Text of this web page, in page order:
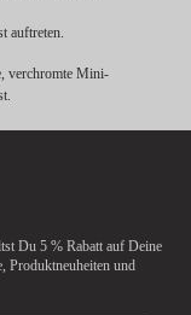
auftreten.
verchromte Mini-
Du 5 % Rabatt auf Deine
Produktneuheiten und